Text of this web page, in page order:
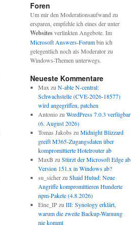
Foren
Um mir den Moderationsaufwand zu
ersparen, empfehle ich eines der unter
Websitesverlinkten Angebote. Im
Microsoft Answers-Forumbin ich
gelegentlich noch als Moderator zu
Windows-Themen unterwegs.
Neueste Kommentare
Max zu N-able N-central:
Schwachstelle (CVE-2026-18577)
wird angegriffen, patchen
Antoniozu WordPress 7.0.3 verfügbar
(6. August 2026)
Tomas Jakobs zu Midnight Blizzard
greift M365-Zugangsdaten über
kompromittierte Hotelrouter ab
MaxB zu Stürzt der Microsoft Edge ab
Version 151.x in Windows ab?
su_sicherzu Shaid Hulud: Neue
Angriffe kompromittieren Hunderte
npm-Pakete (4.8.2026)
Eine_IPzu III: Synology erklärt,
warum die zweite Backup-Warnung
nie kommt